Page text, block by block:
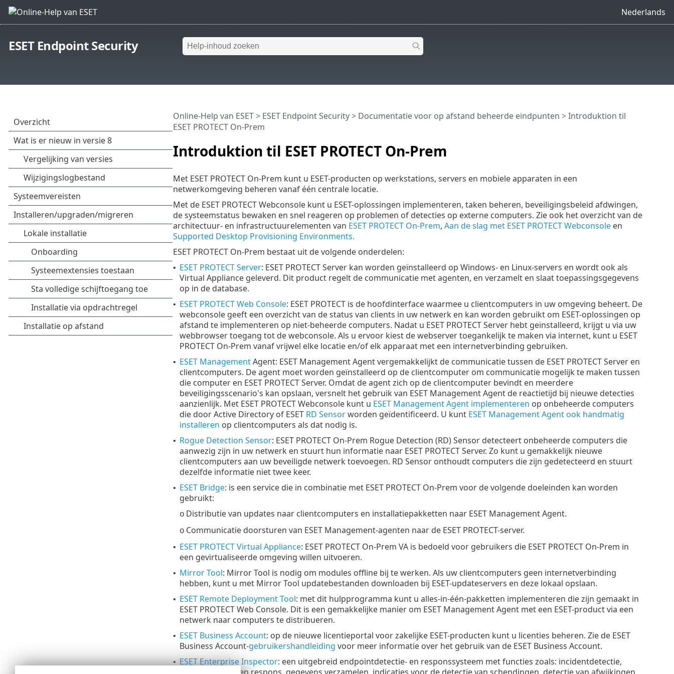
Nederlands
ESET Endpoint Security
Introduktion til ESET PROTECT On-Prem
Online-Help van ESET> ESET Endpoint Security> Documentatie voor op afstand beheerde eindpunten > Introduktion til
ESET PROTECT On-Prem
Met ESET PROTECT On-Prem kunt u ESET-producten op werkstations, servers en mobiele apparaten in een
netwerkomgeving beheren vanaf één centrale locatie.
Met de ESET PROTECT Webconsole kunt u ESET-oplossingen implementeren, taken beheren, beveiligingsbeleid afdwingen,
de systeemstatus bewaken en snel reageren op problemen of detecties op externe computers. Zie ook het overzicht van de
architectuur- en infrastructuurelementen van ESET PROTECT On-Prem, Aan de slag met ESET PROTECT Webconsoleen
Supported Desktop Provisioning Environments.
ESET PROTECT On-Prem bestaat uit de volgende onderdelen:
• ESET PROTECT Server: ESET PROTECT Server kan worden geïnstalleerd op Windows- en Linux-servers en wordt ook als
Virtual Appliance geleverd. Dit product regelt de communicatie met agenten, en verzamelt en slaat toepassingsgegevens
op in de database.
• ESET PROTECT Web Console: ESET PROTECT is de hoofdinterface waarmee u clientcomputers in uw omgeving beheert. De
webconsole geeft een overzicht van de status van clients in uw netwerk en kan worden gebruikt om ESET-oplossingen op
afstand te implementeren op niet-beheerde computers. Nadat u ESET PROTECT Server hebt geïnstalleerd, krijgt u via uw
webbrowser toegang tot de webconsole. Als u ervoor kiest de webserver toegankelijk te maken via internet, kunt u ESET
PROTECT On-Prem vanaf vrijwel elke locatie en/of elk apparaat met een internetverbinding gebruiken.
• ESET ManagementAgent: ESET Management Agent vergemakkelijkt de communicatie tussen de ESET PROTECT Server en
clientcomputers. De agent moet worden geïnstalleerd op de clientcomputer om communicatie mogelijk te maken tussen
die computer en ESET PROTECT Server. Omdat de agent zich op de clientcomputer bevindt en meerdere
beveiligingsscenario's kan opslaan, versnelt het gebruik van ESET Management Agent de reactietijd bij nieuwe detecties
aanzienlijk. Met ESET PROTECT Webconsole kunt u ESET Management Agent implementeren op onbeheerde computers
die door Active Directory of ESET RD Sensorworden geïdentificeerd. U kunt ESET Management Agent ook handmatig
installeren op clientcomputers als dat nodig is.
• Rogue Detection Sensor: ESET PROTECT On-Prem Rogue Detection (RD) Sensor detecteert onbeheerde computers die
aanwezig zijn in uw netwerk en stuurt hun informatie naar ESET PROTECT Server. Zo kunt u gemakkelijk nieuwe
clientcomputers aan uw beveiligde netwerk toevoegen. RD Sensor onthoudt computers die zijn gedetecteerd en stuurt
dezelfde informatie niet twee keer.
• ESET Bridge: is een service die in combinatie met ESET PROTECT On-Prem voor de volgende doeleinden kan worden
gebruikt:
o Distributie van updates naar clientcomputers en installatiepakketten naar ESET Management Agent.
o Communicatie doorsturen van ESET Management-agenten naar de ESET PROTECT-server.
• ESET PROTECT Virtual Appliance: ESET PROTECT On-Prem VA is bedoeld voor gebruikers die ESET PROTECT On-Prem in
een gevirtualiseerde omgeving willen uitvoeren.
• Mirror Tool: Mirror Tool is nodig om modules offline bij te werken. Als uw clientcomputers geen internetverbinding
hebben, kunt u met Mirror Tool updatebestanden downloaden bij ESET-updateservers en deze lokaal opslaan.
• ESET Remote Deployment Tool: met dit hulpprogramma kunt u alles-in-één-pakketten implementeren die zijn gemaakt in
ESET PROTECT Web Console. Dit is een gemakkelijke manier om ESET Management Agent met een ESET-product via een
netwerk naar computers te distribueren.
• ESET Business Account: op de nieuwe licentieportal voor zakelijke ESET-producten kunt u licenties beheren. Zie de ESET
Business Account-gebruikershandleiding voor meer informatie over het gebruik van de ESET Business Account.
• ESET Enterprise Inspector: een uitgebreid endpointdetectie- en responssysteem met functies zoals: incidentdetectie,